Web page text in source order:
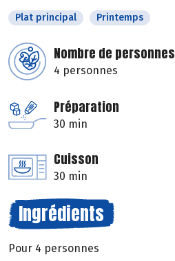
Plat principal Printemps
Nombre de personnes
4 personnes
Préparation
30 min
Cuisson
30 min
Ingrédients
Pour 4 personnes